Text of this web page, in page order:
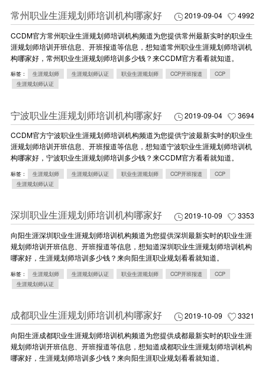
2019-09-04 4992
常州职业生涯规划师培训机构哪家好
CCDM官方常州职业生涯规划师培训机构频道为您提供常州最新实时的职业生
涯规划师培训开班信息、开班报道等信息，想知道常州职业生涯规划师培训机
构哪家好，常州职业生涯规划师培训多少钱？来CCDM官方看看就知道。
标签： 生涯规划师 生涯规划师认证 职业生涯规划师 CCP开班报道
CCP
生涯规划师认证
2019-09-04 3694
宁波职业生涯规划师培训机构哪家好
CCDM官方宁波职业生涯规划师培训机构频道为您提供宁波最新实时的职业生
涯规划师培训开班信息、开班报道等信息，想知道宁波职业生涯规划师培训机
构哪家好，宁波职业生涯规划师培训多少钱？来CCDM官方看看就知道。
标签： 生涯规划师 生涯规划师认证 职业生涯规划师 CCP开班报道
CCP
生涯规划师认证
2019-10-09 3353
深圳职业生涯规划师培训机构哪家好
向阳生涯深圳职业生涯规划师培训机构频道为您提供深圳最新实时的职业生涯
规划师培训开班信息、开班报道等信息，想知道深圳职业生涯规划师培训机构
哪家好，生涯规划师培训多少钱？来向阳生涯职业规划看看就知道。
标签： 生涯规划师 生涯规划师认证 职业生涯规划师 CCP开班报道
CCP
生涯规划师认证
2019-10-09 3321
成都职业生涯规划师培训机构哪家好
向阳生涯成都职业生涯规划师培训机构频道为您提供成都最新实时的职业生涯
规划师培训开班信息、开班报道等信息，想知道成都职业生涯规划师培训机构
哪家好，生涯规划师培训多少钱？来向阳生涯职业规划看看就知道。